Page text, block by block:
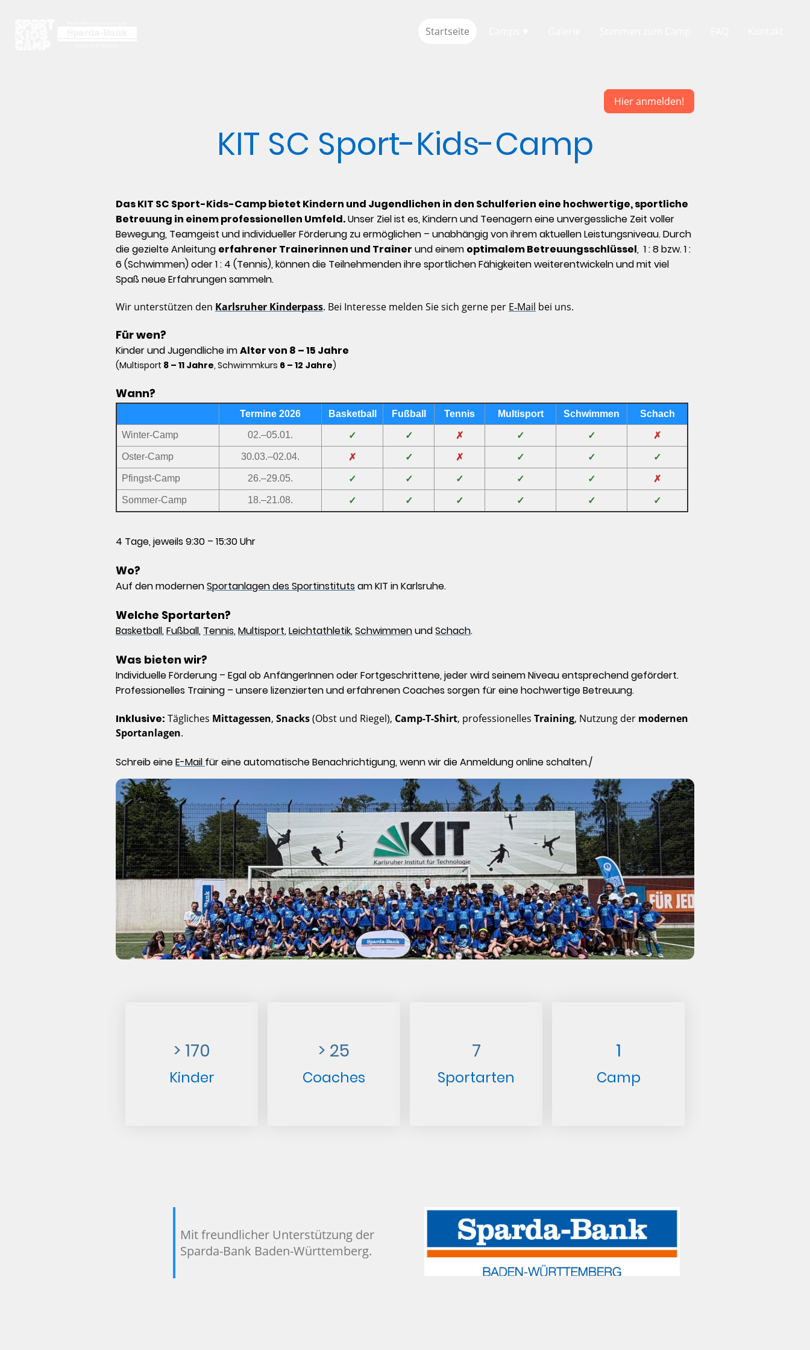
Startseite
KIT SC Sport-Kids-Camp
Das KIT SC Sport-Kids-Camp bietet Kindern und Jugendlichen in den Schulferien eine hochwertige, sportliche
Betreuung in einem professionellen Umfeld.Unser Ziel ist es, Kindern und Teenagern eine unvergessliche Zeit voller
Bewegung, Teamgeist und individueller Förderung zu ermöglichen – unabhängig von ihrem aktuellen Leistungsniveau. Durch
die gezielte Anleitung erfahrener Trainerinnen und Trainer und einem optimalem Betreuungsschlüssel, 1 : 8 bzw. 1 :
6 (Schwimmen) oder 1 : 4 (Tennis), können die Teilnehmenden ihre sportlichen Fähigkeiten weiterentwickeln und mit viel
Spaß neue Erfahrungen sammeln.
Wir unterstützen den Karlsruher Kinderpass. Bei Interesse melden Sie sich gerne per E‑Mail bei uns.
Für wen?
Kinder und Jugendliche imAlter von 8 – 15 Jahre
(Multisport 8 – 11 Jahre, Schwimmkurs 6 – 12 Jahre)
Wann?
4 Tage, jeweils 9:30 – 15:30 Uhr
Wo?
Auf den modernenSportanlagen des Sportinstitutsam KIT in Karlsruhe.
Welche Sportarten?
Basketball,Fußball, Tennis,Multisport,Leichtathletik,SchwimmenundSchach.
Was bieten wir?
Individuelle Förderung – Egal ob AnfängerInnen oder Fortgeschrittene, jeder wird seinem Niveau entsprechend gefördert.
Professionelles Training – unsere lizenzierten und erfahrenen Coaches sorgen für eine hochwertige Betreuung.
Inklusive: Tägliches Mittagessen, Snacks(Obst und Riegel), Camp-T-Shirt, professionelles Training, Nutzung der modernen
Sportanlagen.
Schreib eineE-Mail für eine automatische Benachrichtigung, wenn wir die Anmeldung online schalten./
Hier anmelden!
Termine 2026 Basketball Fußball Tennis Multisport Schwimmen Schach
Winter-Camp 02.–05.01. ✓ ✓ ✗ ✓ ✓ ✗
Oster-Camp 30.03.–02.04. ✗ ✓ ✗ ✓ ✓ ✓
Pfingst-Camp 26.–29.05. ✓ ✓ ✓ ✓ ✓ ✗
Sommer-Camp 18.–21.08. ✓ ✓ ✓ ✓ ✓ ✓
> 170
Kinder
> 25
Coaches
7
Sportarten
1
Camp
Mit freundlicher Unterstützung der
Sparda-Bank Baden-Württemberg.